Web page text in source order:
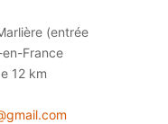
(entrée
France
12 km